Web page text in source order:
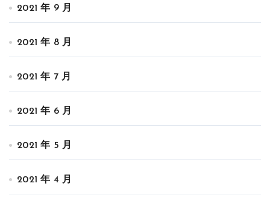
2021 年 9 月
2021 年 8 月
2021 年 7 月
2021 年 6 月
2021 年 5 月
2021 年 4 月